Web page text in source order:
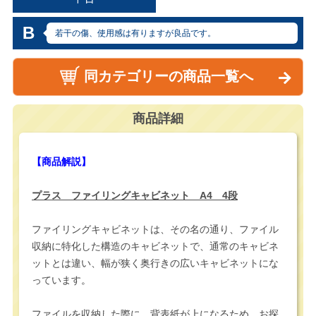
B 若干の傷、使用感は有りますが良品です。
同カテゴリーの商品一覧へ
商品詳細
【商品解説】
プラス ファイリングキャビネット A4 4段
ファイリングキャビネットは、その名の通り、ファイル
収納に特化した構造のキャビネットで、通常のキャビネ
ットとは違い、幅が狭く奥行きの広いキャビネットにな
っています。
ファイルを収納した際に、背表紙が上になるため、お探